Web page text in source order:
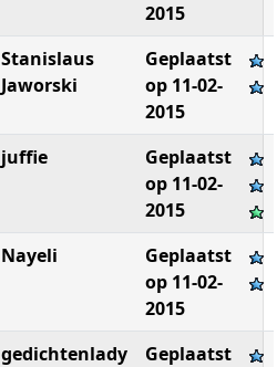
2015
Stanislaus
Jaworski
Geplaatst
op 11-02-
2015
juffie
Geplaatst
op 11-02-
2015
Nayeli
Geplaatst
op 11-02-
2015
gedichtenlady
Geplaatst